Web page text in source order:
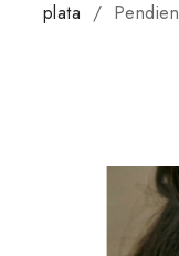
plata